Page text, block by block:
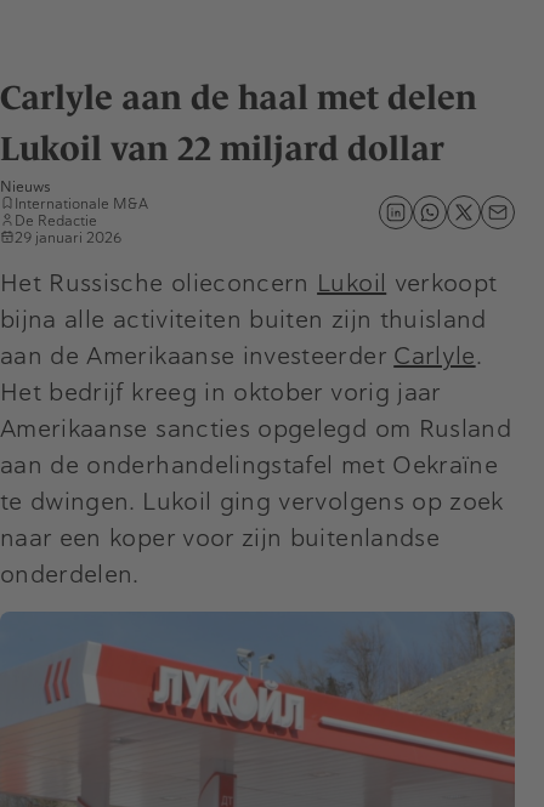
Carlyle aan de haal met delen
Lukoil van 22 miljard dollar
Nieuws
Internationale M&A
De Redactie
29 januari 2026
Het Russische olieconcern Lukoil verkoopt
bijna alle activiteiten buiten zijn thuisland
aan de Amerikaanse investeerder Carlyle.
Het bedrijf kreeg in oktober vorig jaar
Amerikaanse sancties opgelegd om Rusland
aan de onderhandelingstafel met Oekraïne
te dwingen. Lukoil ging vervolgens op zoek
naar een koper voor zijn buitenlandse
onderdelen.